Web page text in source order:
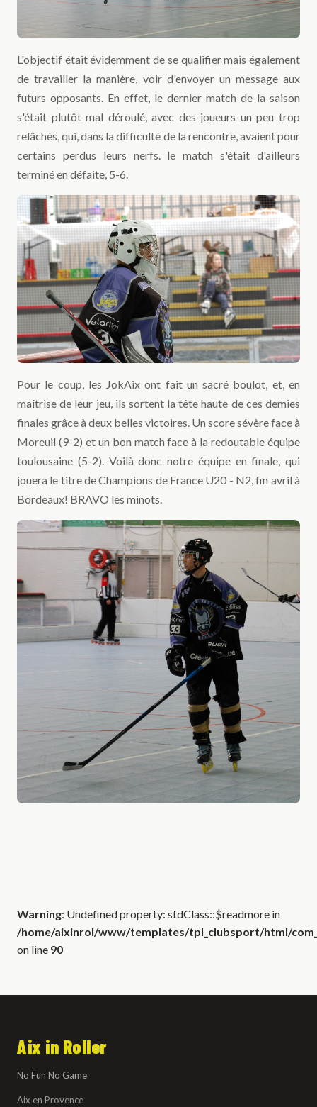
L'objectif était évidemment de se qualifier mais également
de travailler la manière, voir d'envoyer un message aux
futurs opposants. En effet, le dernier match de la saison
s'était plutôt mal déroulé, avec des joueurs un peu trop
relâchés, qui, dans la difficulté de la rencontre, avaient pour
certains perdus leurs nerfs. le match s'était d'ailleurs
terminé en défaite, 5-6.
Pour le coup, les JokAix ont fait un sacré boulot, et, en
maîtrise de leur jeu, ils sortent la tête haute de ces demies
finales grâce à deux belles victoires. Un score sévère face à
Moreuil (9-2) et un bon match face à la redoutable équipe
toulousaine (5-2). Voilà donc notre équipe en finale, qui
jouera le titre de Champions de France U20 - N2, fin avril à
Bordeaux! BRAVO les minots.
Warning: Undefined property: stdClass::$readmore in
/home/aixinrol/www/templates/tpl_clubsport/html/
on line 90
Aix in Roller
No Fun No Game
Aix en Provence